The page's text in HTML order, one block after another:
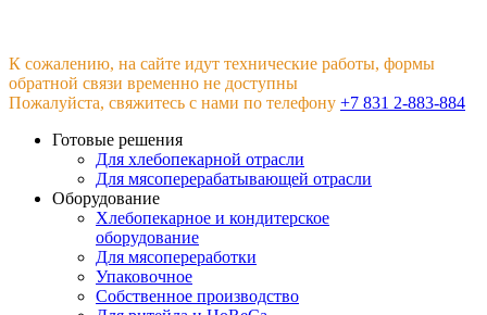
К сожалению, на сайте идут технические работы, формы
обратной связи временно не доступны
Пожалуйста, свяжитесь с нами по телефону +7 831 2-883-884
Готовые решения
Для хлебопекарной отрасли
Для мясоперерабатывающей отрасли
Оборудование
Хлебопекарное и кондитерское
оборудование
Для мясопереработки
Упаковочное
Собственное производство